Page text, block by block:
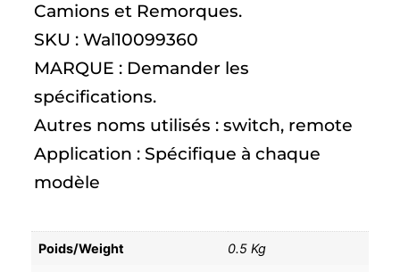
Camions et Remorques.
SKU : Wal10099360
MARQUE : Demander les
spécifications.
Autres noms utilisés : switch, remote
Application : Spécifique à chaque
modèle
Poids/Weight 0.5 Kg